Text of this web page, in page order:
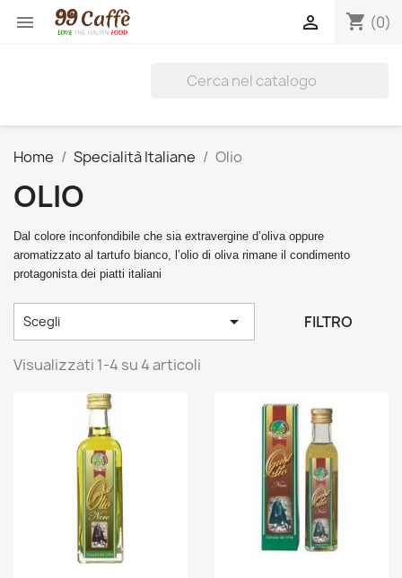
 shopping_cart (0)

Home Specialità Italiane Olio
OLIO
Dal colore inconfondibile che sia extravergine d’oliva oppure
aromatizzato al tartufo bianco, l’olio di oliva rimane il condimento
protagonista dei piatti italiani
Scegli  FILTRO
Visualizzati 1-4 su 4 articoli